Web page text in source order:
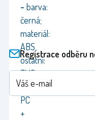
- barva:
černá;
materiál:
ABS,
ostatní:
PVC
+
PC
+
Registrace odběru